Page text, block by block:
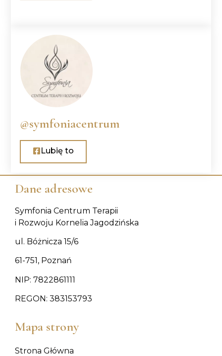
@symfoniacentrum
Lubię to
Dane adresowe
Symfonia Centrum Terapii
i Rozwoju Kornelia Jagodzińska
ul. Bóżnicza 15/6
61-751, Poznań
NIP: 7822861111
REGON: 383153793
Mapa strony
Strona Główna